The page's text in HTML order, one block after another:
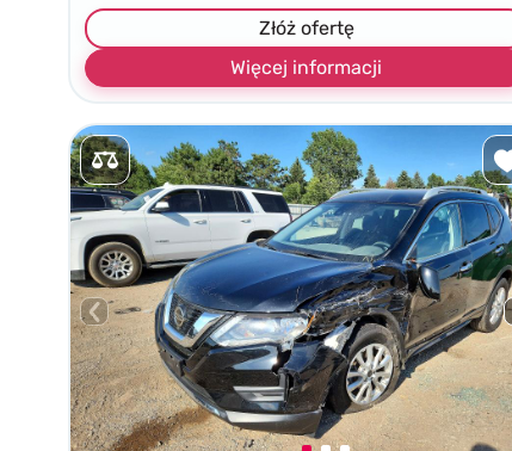
Złóż ofertę
Więcej informacji